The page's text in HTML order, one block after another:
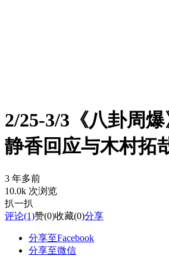
2/25-3/3《八卦周
静香回应与木村拓
3 年多前
10.0k 次浏览
扒一扒
评论(1)赞(0)收藏(0)分享
分享至Facebook
分享至微信